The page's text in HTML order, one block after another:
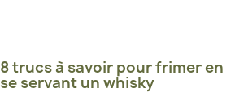
8 trucs à savoir pour frimer en
se servant un whisky